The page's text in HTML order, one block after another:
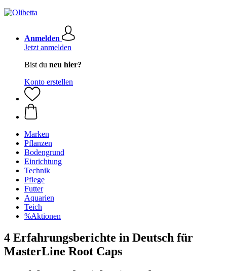
Anmelden
Jetzt anmelden
Bist du neu hier?
Konto erstellen
Marken
Pflanzen
Bodengrund
Einrichtung
Technik
Pflege
Futter
Aquarien
Teich
%Aktionen
4 Erfahrungsberichte in Deutsch für
MasterLine Root Caps